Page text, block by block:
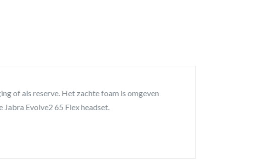
of als reserve. Het zachte foam is omgeven
Evolve2 65 Flex headset.